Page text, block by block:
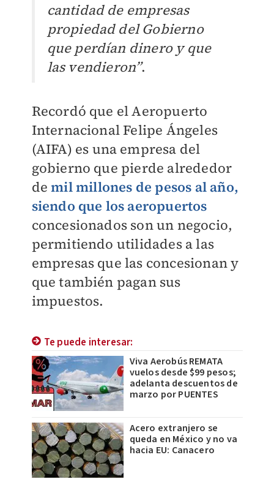
cantidad de empresas
propiedad del Gobierno
que perdían dinero y que
las vendieron”.
Recordó que el Aeropuerto
Internacional Felipe Ángeles
(AIFA) es una empresa del
gobierno que pierde alrededor
demil millones de pesos al año,
siendo que los aeropuertos
concesionados son un negocio,
permitiendo utilidades a las
empresas que las concesionan y
que también pagan sus
impuestos.
Te puede interesar:
Viva Aerobús REMATA
vuelos desde $99 pesos;
adelanta descuentos de
marzo por PUENTES
Acero extranjero se
queda en México y no va
hacia EU: Canacero